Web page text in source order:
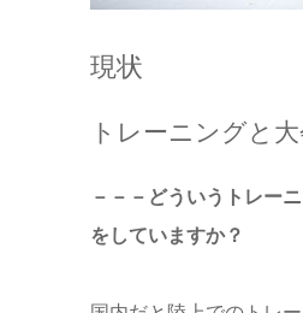
現状
トレーニングと
－－－どういうトレー
をしていますか？